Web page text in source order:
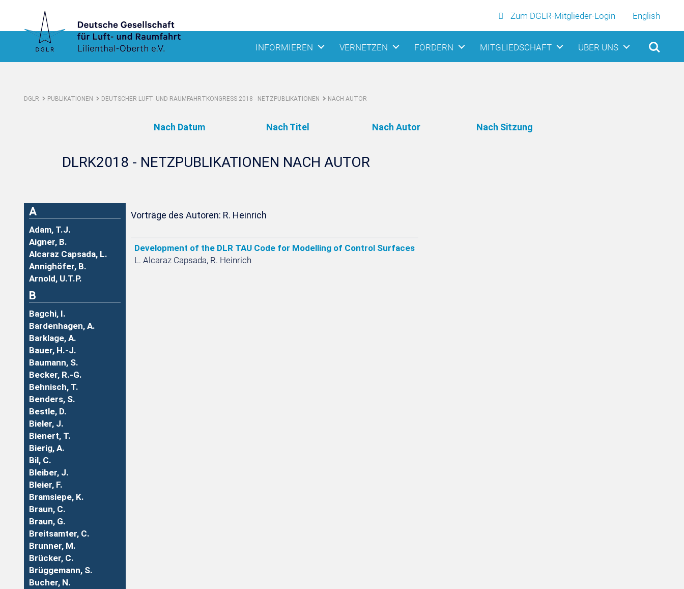
Zum DGLR-Mitglieder-Login English
INFORMIEREN VERNETZEN FÖRDERN MITGLIEDSCHAFT ÜBER UNS
DGLR PUBLIKATIONEN DEUTSCHER LUFT- UND RAUMFAHRTKONGRESS 2018 - NETZPUBLIKATIONEN NACH AUTOR
Nach Datum Nach Titel Nach Autor Nach Sitzung
DLRK2018 - NETZPUBLIKATIONEN NACH AUTOR
A
Adam, T.J.
Aigner, B.
Alcaraz Capsada, L.
Annighöfer, B.
Arnold, U.T.P.
B
Bagchi, I.
Bardenhagen, A.
Barklage, A.
Bauer, H.-J.
Baumann, S.
Becker, R.-G.
Behnisch, T.
Benders, S.
Bestle, D.
Bieler, J.
Bienert, T.
Bierig, A.
Bil, C.
Bleiber, J.
Bleier, F.
Bramsiepe, K.
Braun, C.
Braun, G.
Breitsamter, C.
Brunner, M.
Brücker, C.
Brüggemann, S.
Bucher, N.
Vorträge des Autoren: R. Heinrich
Development of the DLR TAU Code for Modelling of Control Surfaces
L. Alcaraz Capsada, R. Heinrich